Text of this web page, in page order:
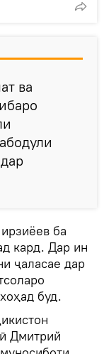
ва
ба
кард. Дар ин
ҷаласае дар
буд.
Дмитрий